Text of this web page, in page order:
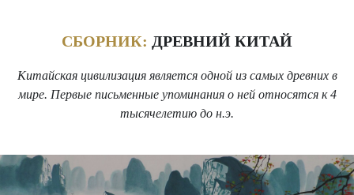
СБОРНИК: ДРЕВНИЙ КИТАЙ
Китайская цивилизация является одной из самых древних в
мире. Первые письменные упоминания о ней относятся к 4
тысячелетию до н.э.